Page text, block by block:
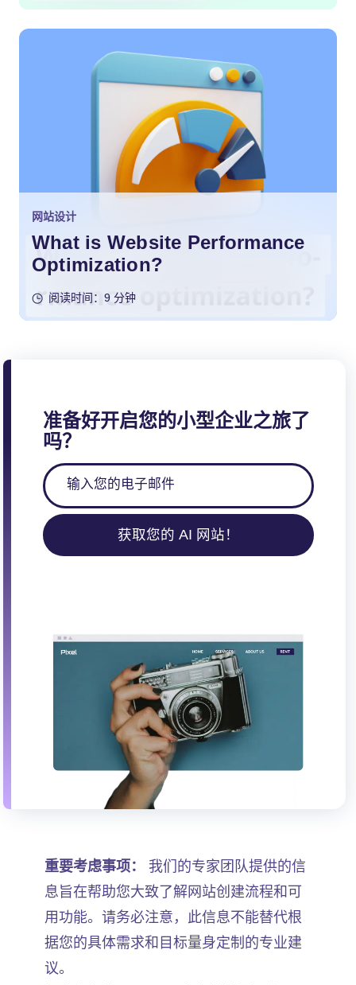
网站设计
What is Website Performance
Optimization?
阅读时间：9 分钟
准备好开启您的小型企业之旅了
吗？
获取您的 AI 网站！
重要考虑事项：
我们的专家团队提供的信
息旨在帮助您大致了解网站创建流程和可
用功能。请务必注意，此信息不能替代根
据您的具体需求和目标量身定制的专业建
议。